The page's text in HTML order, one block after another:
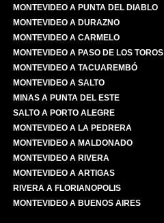
MONTEVIDEO A PUNTA DEL DIABLO
MONTEVIDEO A DURAZNO
MONTEVIDEO A CARMELO
MONTEVIDEO A PASO DE LOS TOROS
MONTEVIDEO A TACUAREMBÓ
MONTEVIDEO A SALTO
MINAS A PUNTA DEL ESTE
SALTO A PORTO ALEGRE
MONTEVIDEO A LA PEDRERA
MONTEVIDEO A MALDONADO
MONTEVIDEO A RIVERA
MONTEVIDEO A ARTIGAS
RIVERA A FLORIANOPOLIS
MONTEVIDEO A BUENOS AIRES